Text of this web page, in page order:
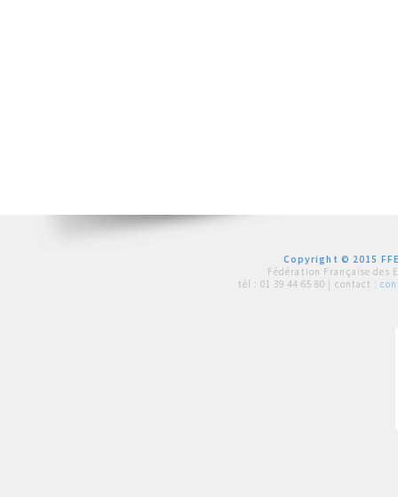
Copyright © 2015
Fédération Française des
tél : 01 39 44 65 80 | contact :